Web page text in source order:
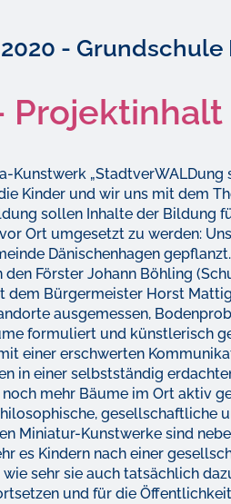
-
Kunstwerk
Kinder und wir uns mit dem
sollen Inhalte der Bildung
Ort umgesetzt zu werden:
Dänischenhagen
den Förster Johann Böhling
dem Bürgermeister Horst
ausgemessen,
formuliert und künstlerisch
einer erschwerten
in einer selbstständig
mehr Bäume im Ort aktiv
gesellschaftliche
Miniatur-Kunstwerke sind
es Kindern nach einer
sehr sie auch tatsächlich
und für die